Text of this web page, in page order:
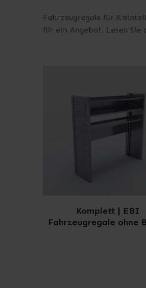
Fahrzeugregale für
für ein Angebot. Lesen Sie
Komplett | EBI
Fahrzeugregale ohne